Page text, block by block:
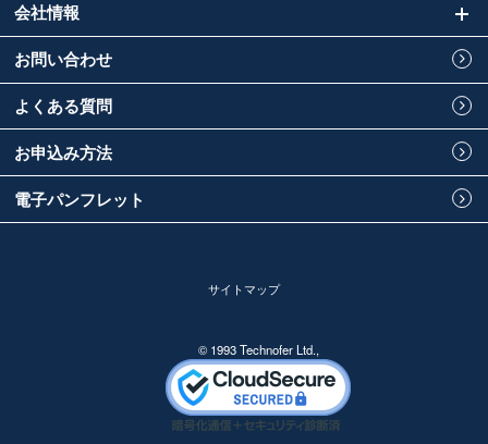
会社情報
お問い合わせ
よくある質問
お申込み方法
電子パンフレット
サイトマップ
© 1993 Technofer Ltd.,